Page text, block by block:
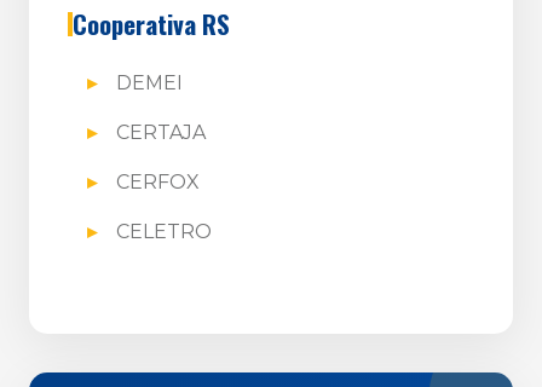
Cooperativa RS
DEMEI
CERTAJA
CERFOX
CELETRO